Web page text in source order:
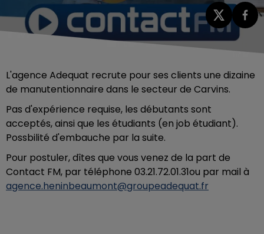
L'agence Adequat recrute pour ses clients une dizaine
de manutentionnaire dans le secteur de Carvins.
Pas d'expérience requise, les débutants sont
acceptés, ainsi que les étudiants (en job étudiant).
Possbilité d'embauche par la suite.
Pour postuler, dîtes que vous venez de la part de
Contact FM, par téléphone 03.21.72.01.31ou par mail à
agence.heninbeaumont@groupeadequat.fr